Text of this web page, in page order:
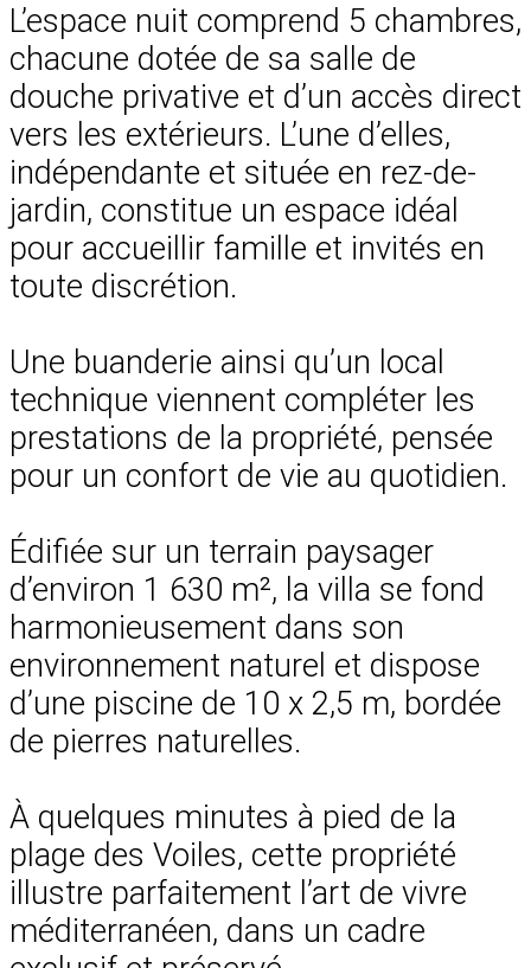
L’espace nuit comprend 5 chambres,
chacune dotée de sa salle de
douche privative et d’un accès direct
vers les extérieurs. L’une d’elles,
indépendante et située en rez-de-
jardin, constitue un espace idéal
pour accueillir famille et invités en
toute discrétion.
Une buanderie ainsi qu’un local
technique viennent compléter les
prestations de la propriété, pensée
pour un confort de vie au quotidien.
Édifiée sur un terrain paysager
d’environ 1 630 m², la villa se fond
harmonieusement dans son
environnement naturel et dispose
d’une piscine de 10 x 2,5 m, bordée
de pierres naturelles.
À quelques minutes à pied de la
plage des Voiles, cette propriété
illustre parfaitement l’art de vivre
méditerranéen, dans un cadre